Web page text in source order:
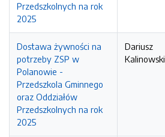
Przedszkolnych na rok
2025
Dostawa żywności na
potrzeby ZSP w
Polanowie -
Przedszkola Gminnego
oraz Oddziałów
Przedszkolnych na rok
2025
Dariusz
Kalinowski